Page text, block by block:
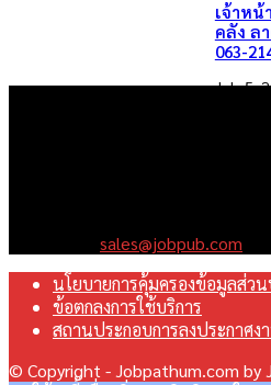
เจ้าหน้
คลัง ล
063-
July 5,
sales@jobpub.com
นโยบายการคุ้มครองข้อมูลส่ว
ข้อตกลงการใช้บริการ
สถานประกอบการลงประกาศง
© Copyright - Jobpathum.com by